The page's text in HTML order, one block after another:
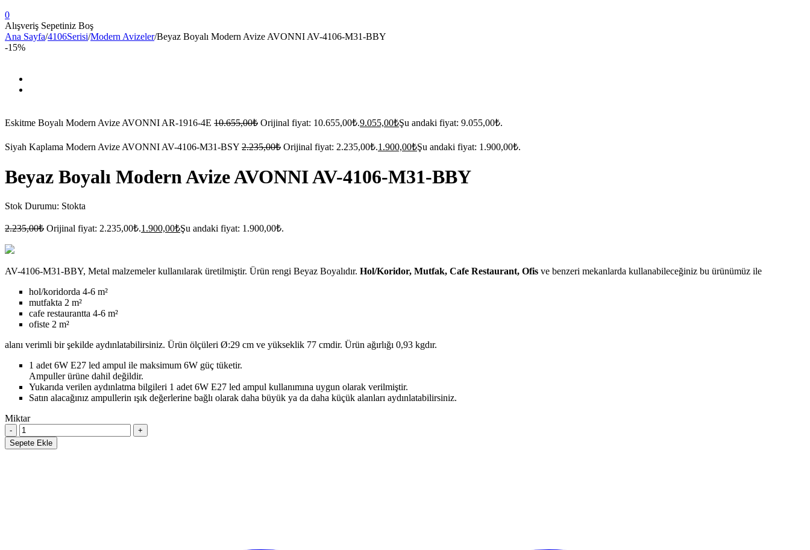
0
Alışveriş Sepetiniz Boş
Ana Sayfa/4106Serisi/Modern Avizeler/Beyaz Boyalı Modern Avize AVONNI AV-4106-M31-BBY
-15%
Eskitme Boyalı Modern Avize AVONNI AR-1916-4E 10.655,00₺ Orijinal fiyat: 10.655,00₺.9.055,00₺Şu andaki fiyat: 9.055,00₺.
Siyah Kaplama Modern Avize AVONNI AV-4106-M31-BSY 2.235,00₺ Orijinal fiyat: 2.235,00₺.1.900,00₺Şu andaki fiyat: 1.900,00₺.
Beyaz Boyalı Modern Avize AVONNI AV-4106-M31-BBY
Stok Durumu: Stokta
2.235,00₺ Orijinal fiyat: 2.235,00₺.1.900,00₺Şu andaki fiyat: 1.900,00₺.
AV-4106-M31-BBY, Metal malzemeler kullanılarak üretilmiştir. Ürün rengi Beyaz Boyalıdır. Hol/Koridor, Mutfak, Cafe Restaurant, Ofis ve benzeri mekanlarda kullanabileceğiniz bu ürünümüz ile
hol/koridorda 4-6 m²
mutfakta 2 m²
cafe restaurantta 4-6 m²
ofiste 2 m²
alanı verimli bir şekilde aydınlatabilirsiniz. Ürün ölçüleri Ø:29 cm ve yükseklik 77 cmdir. Ürün ağırlığı 0,93 kgdır.
1 adet 6W E27 led ampul ile maksimum 6W güç tüketir.
Ampuller ürüne dahil değildir.
Yukarıda verilen aydınlatma bilgileri 1 adet 6W E27 led ampul kullanımına uygun olarak verilmiştir.
Satın alacağınız ampullerin ışık değerlerine bağlı olarak daha büyük ya da daha küçük alanları aydınlatabilirsiniz.
Miktar
Sepete Ekle